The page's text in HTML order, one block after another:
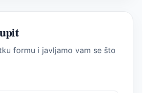
formu i javljamo vam se što